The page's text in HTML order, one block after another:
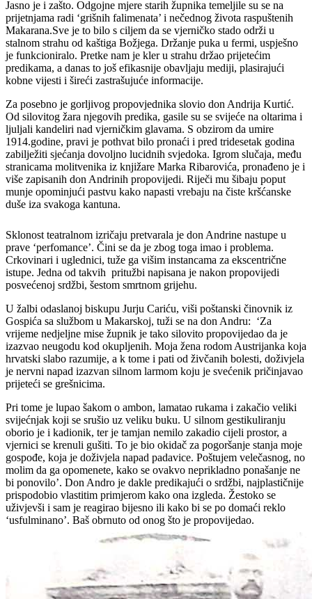
Jasno je i zašto. Odgojne mjere starih župnika temeljile su se na
prijetnjama radi ‘grišnih falimenata’ i nečednog života raspuštenih
Makarana.Sve je to bilo s ciljem da se vjerničko stado održi u
stalnom strahu od kaštiga Božjega. Držanje puka u fermi, uspješno
je funkcioniralo. Pretke nam je kler u strahu držao prijetećim
predikama, a danas to još efikasnije obavljaju mediji, plasirajući
kobne vijesti i šireći zastrašujuće informacije.
Za posebno je gorljivog propovjednika slovio don Andrija Kurtić.
Od silovitog žara njegovih predika, gasile su se svijeće na oltarima i
ljuljali kandeliri nad vjerničkim glavama. S obzirom da umire
1914.godine, pravi je pothvat bilo pronaći i pred tridesetak godina
zabilježiti sjećanja dovoljno lucidnih svjedoka. Igrom slučaja, među
stranicama molitvenika iz knjižare Marka Ribarovića, pronađeno je i
više zapisanih don Andrinih propovijedi. Riječi mu šibaju poput
munje opominjući pastvu kako napasti vrebaju na čiste kršćanske
duše iza svakoga kantuna.
Sklonost teatralnom izričaju pretvarala je don Andrine nastupe u
prave ‘perfomance’. Čini se da je zbog toga imao i problema.
Crkovinari i uglednici, tuže ga višim instancama za ekscentrične
istupe. Jedna od takvih pritužbi napisana je nakon propovijedi
posvećenoj srdžbi, šestom smrtnom grijehu.
U žalbi odaslanoj biskupu Jurju Cariću, viši poštanski činovnik iz
Gospića sa službom u Makarskoj, tuži se na don Andru: ‘Za
vrijeme nedjeljne mise župnik je tako silovito propovijedao da je
izazvao neugodu kod okupljenih. Moja žena rodom Austrijanka koja
hrvatski slabo razumije, a k tome i pati od živčanih bolesti, doživjela
je nervni napad izazvan silnom larmom koju je svećenik pričinjavao
prijeteći se grešnicima.
Pri tome je lupao šakom o ambon, lamatao rukama i zakačio veliki
svijećnjak koji se srušio uz veliku buku. U silnom gestikuliranju
oborio je i kadionik, ter je tamjan nemilo zakadio cijeli prostor, a
vjernici se krenuli gušiti. To je bio okidač za pogoršanje stanja moje
gospođe, koja je doživjela napad padavice. Poštujem velečasnog, no
molim da ga opomenete, kako se ovakvo neprikladno ponašanje ne
bi ponovilo’. Don Andro je dakle predikajući o srdžbi, najplastičnije
prispodobio vlastitim primjerom kako ona izgleda. Žestoko se
uživjevši i sam je reagirao bijesno ili kako bi se po domaći reklo
‘usfulminano’. Baš obrnuto od onog što je propovijedao.